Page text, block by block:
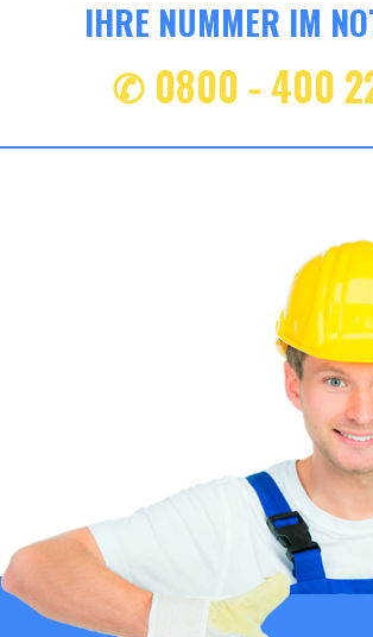
IHRE NUMMER IM
✆ 0800 - 400